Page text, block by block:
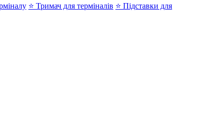
⭐ Тримач для терміналів ⭐ Підставки для